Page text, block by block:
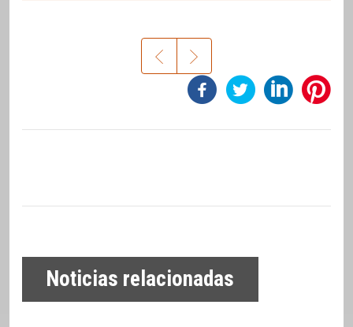
Noticias relacionadas